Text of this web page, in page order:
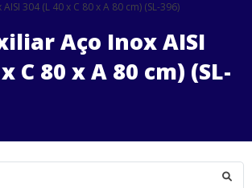
304 (L 40 x C 80 x A 80 cm) (SL-396)
Aço Inox AISI
C 80 x A 80 cm) (SL-